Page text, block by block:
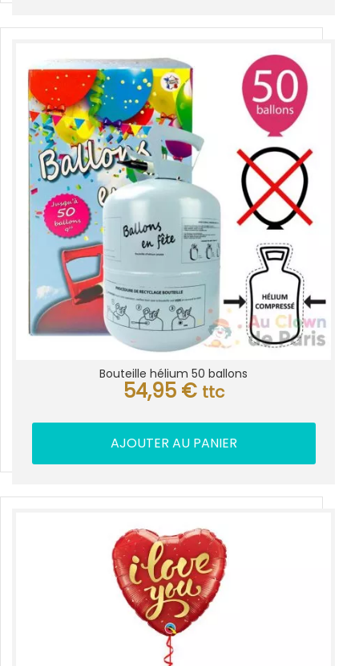
Bouteille hélium 50 ballons
54,95 € ttc
AJOUTER AU PANIER